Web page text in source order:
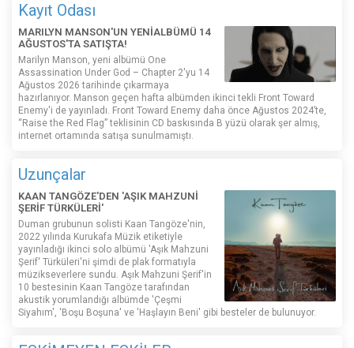
Kayıt Odası
MARILYN MANSON'UN YENİALBÜMÜ 14
AĞUSTOS'TA SATIŞTA!
Marilyn Manson, yeni albümü One
Assassination Under God – Chapter 2'yu 14
Ağustos 2026 tarihinde çıkarmaya
hazırlanıyor. Manson geçen hafta albümden ikinci tekli Front Toward
Enemy'i de yayınladı. Front Toward Enemy daha önce Ağustos 2024’te,
“Raise the Red Flag” teklisinin CD baskısında B yüzü olarak şer almış,
internet ortamında satışa sunulmamıştı.
Uzunçalar
KAAN TANGÖZE'DEN 'AŞIK MAHZUNİ
ŞERİF TÜRKÜLERİ'
Duman grubunun solisti Kaan Tangöze'nin,
2022 yılında Kurukafa Müzik etiketiyle
yayınladığı ikinci solo albümü 'Aşık Mahzuni
Şerif' Türküleri'ni şimdi de plak formatıyla
müzikseverlere sundu. Aşık Mahzuni Şerif'in
10 bestesinin Kaan Tangöze tarafından
akustik yorumlandığı albümde 'Çeşmi
Siyahım', 'Boşu Boşuna' ve 'Haşlayın Beni' gibi besteler de bulunuyor.